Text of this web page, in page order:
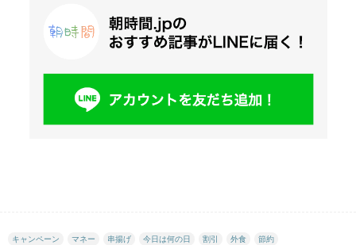
キャンペーン マネー 串揚げ 今日は何の日 割引 外食 節約